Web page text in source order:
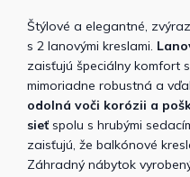
Štýlové a elegantné,
s 2 lanovými kreslami.
zaisťujú špeciálny komfort
mimoriadne robustná a
odolná voči korózii a
sieť spolu s hrubými
zaisťujú, že balkónové
Záhradný nábytok